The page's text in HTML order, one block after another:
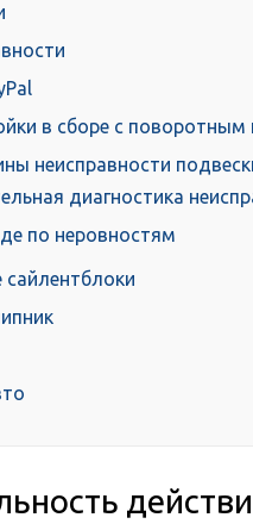
в сборе с поворотным
неисправности
диагностика
по неровностям